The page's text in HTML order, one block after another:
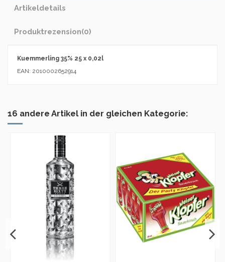
Artikeldetails
Produktrezension(0)
Kuemmerling 35% 25 x 0,02l
EAN: 2010002652914
16 andere Artikel in der gleichen Kategorie: